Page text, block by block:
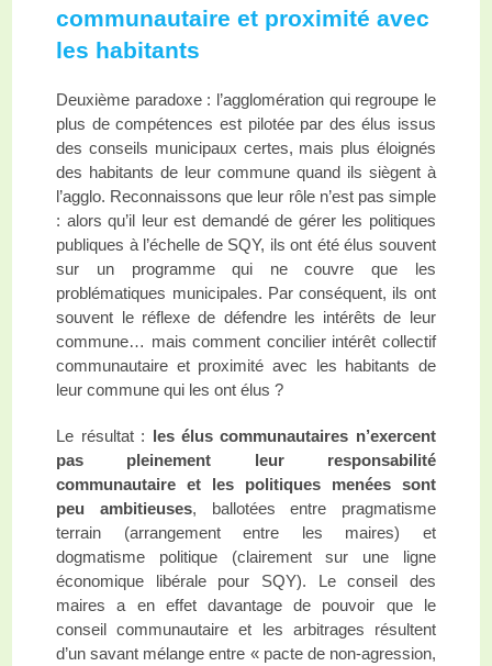
communautaire et proximité avec
les habitants
Deuxième paradoxe : l’agglomération qui regroupe le
plus de compétences est pilotée par des élus issus
des conseils municipaux certes, mais plus éloignés
des habitants de leur commune quand ils siègent à
l’agglo. Reconnaissons que leur rôle n’est pas simple
: alors qu’il leur est demandé de gérer les politiques
publiques à l’échelle de SQY, ils ont été élus souvent
sur un programme qui ne couvre que les
problématiques municipales. Par conséquent, ils ont
souvent le réflexe de défendre les intérêts de leur
commune… mais comment concilier intérêt collectif
communautaire et proximité avec les habitants de
leur commune qui les ont élus ?
Le résultat : les élus communautaires n’exercent
pas pleinement leur responsabilité
communautaire et les politiques menées sont
peu ambitieuses, ballotées entre pragmatisme
terrain (arrangement entre les maires) et
dogmatisme politique (clairement sur une ligne
économique libérale pour SQY). Le conseil des
maires a en effet davantage de pouvoir que le
conseil communautaire et les arbitrages résultent
d’un savant mélange entre « pacte de non-agression,